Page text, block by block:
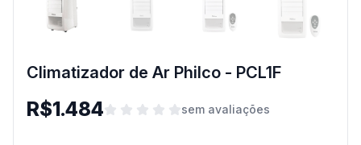
Climatizador de Ar Philco - PCL1F
R$1.484 sem avaliações